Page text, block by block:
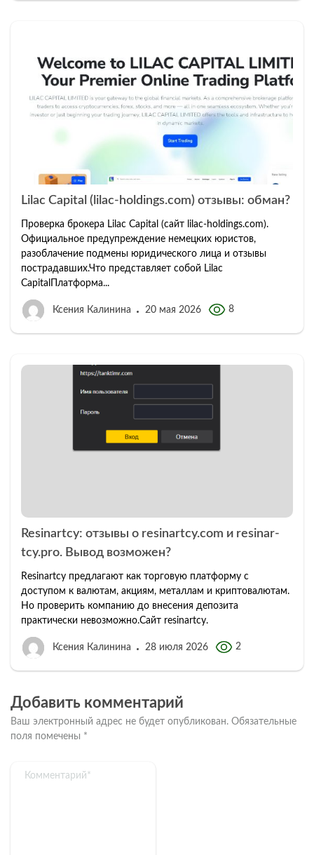
Lilac Capital (lilac-holdings.com) отзывы: обман?
Проверка брокера Lilac Capital (сайт lilac-holdings.com).
Официальное предупреждение немецких юристов,
разоблачение подмены юридического лица и отзывы
пострадавших.Что представляет собой Lilac
CapitalПлатформа...
Ксения Калинина 20 мая 2026 8
Resinartcy: отзывы о resinartcy.com и resinar-
tcy.pro. Вывод возможен?
Resinartcy предлагают как торговую платформу с
доступом к валютам, акциям, металлам и криптовалютам.
Но проверить компанию до внесения депозита
практически невозможно.Сайт resinartcy.
Ксения Калинина 28 июля 2026 2
Добавить комментарий
Ваш электронный адрес не будет опубликован. Обязательные
поля помечены *